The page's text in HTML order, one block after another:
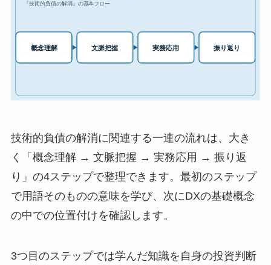
技術的負債の解消に関連する一連の流れは、大き
く「概念理解 → 文脈把握 → 実務応用 → 振り返
り」の4ステップで整理できます。最初のステップ
で用語そのものの意味を学び、次にDXの基礎概念
の中での位置付けを確認します。
3つ目のステップでは学んだ知識を自身の投資判断